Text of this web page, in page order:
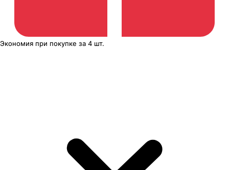
Экономия при покупке за 4 шт.